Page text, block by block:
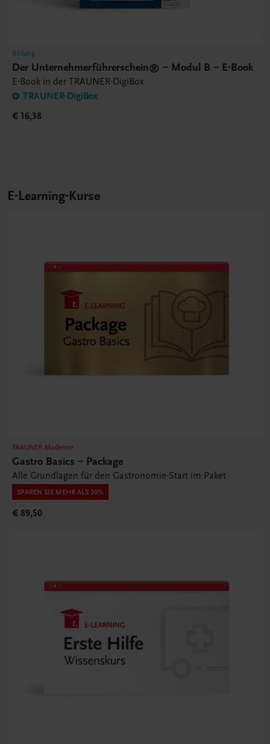
Bildung
Der Unternehmerführerschein® – Modul B – E-Book
E-Book in der TRAUNER-DigiBox
TRAUNER-DigiBox
€ 16,38
E-Learning-Kurse
TRAUNER Akademie
Gastro Basics – Package
Alle Grundlagen für den Gastronomie-Start im Paket
SPAREN SIE MEHR ALS 20%
€ 89,50